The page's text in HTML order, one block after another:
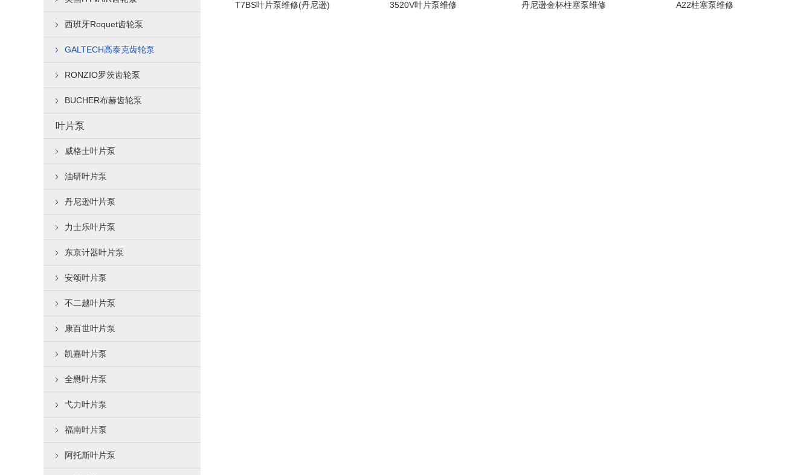
西班牙Roquet齿轮泵
GALTECH高泰克齿轮泵
RONZIO罗茨齿轮泵
BUCHER布赫齿轮泵
叶片泵
威格士叶片泵
油研叶片泵
丹尼逊叶片泵
力士乐叶片泵
东京计器叶片泵
安颂叶片泵
不二越叶片泵
康百世叶片泵
凯嘉叶片泵
全懋叶片泵
弋力叶片泵
福南叶片泵
阿托斯叶片泵
PVS柱塞泵维修 T7BS叶片泵维修(丹尼逊) 3520V叶片泵维修 丹尼逊金杯柱塞泵维修 A22柱塞泵维修